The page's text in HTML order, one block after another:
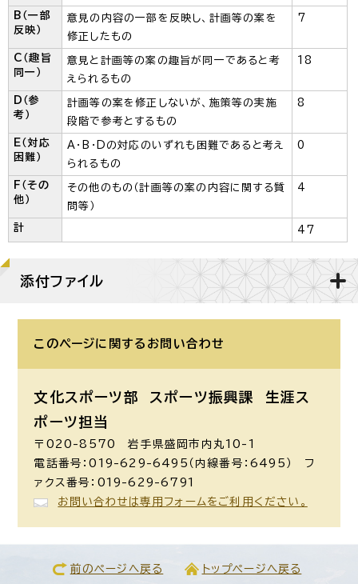
B（一部
反映）
意見の内容の一部を反映し、計画等の案を
修正したもの
7
C（趣旨
同一）
意見と計画等の案の趣旨が同一であると考
えられるもの
18
D（参
考）
計画等の案を修正しないが、施策等の実施
段階で参考とするもの
8
E（対応
困難）
A・B・Dの対応のいずれも困難であると考え
られるもの
0
F（その
他）
その他のもの（計画等の案の内容に関する質
問等）
4
計 47
添付ファイル
このページに関する お問い合わせ
文化スポーツ部 スポーツ振興課
生涯ス
ポーツ担当
〒020-8570 岩手県盛岡市内丸10-1
電話番号：019-629-6495（内線番号：6495） フ
ァクス番号：019-629-6791
お問い合わせは専用フォームをご利用ください。
前のページへ戻る トップページへ戻る